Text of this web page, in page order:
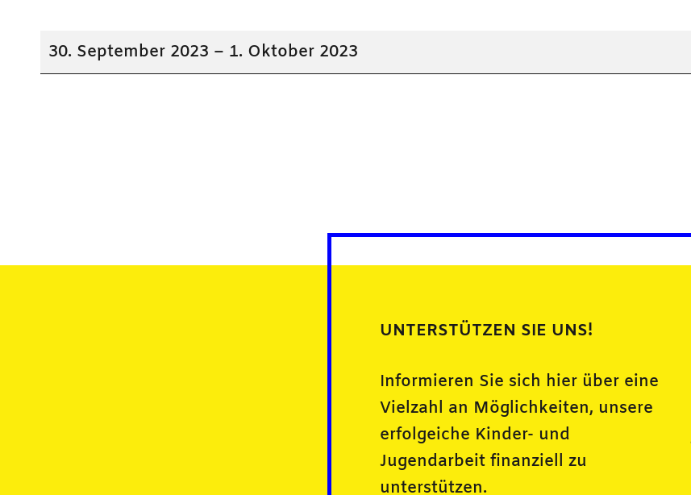
Oktoberfest
im
30. September 2023 – 1. Oktober 2023
UNTERSTÜTZEN SIE UNS!
Informieren Sie sich hier über eine
Vielzahl an Möglichkeiten, unsere
erfolgeiche Kinder- und
Jugendarbeit finanziell zu
unterstützen.